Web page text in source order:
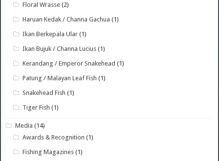
Floral Wrasse (2)
Haruan Kedak / Channa Gachua (1)
Ikan Berkepala Ular (1)
Ikan Bujuk / Channa Lucius (1)
Kerandang / Emperor Snakehead (1)
Patung / Malayan Leaf Fish (1)
Snakehead Fish (1)
Tiger Fish (1)
Media (14)
Awards & Recognition (1)
Fishing Magazines (1)